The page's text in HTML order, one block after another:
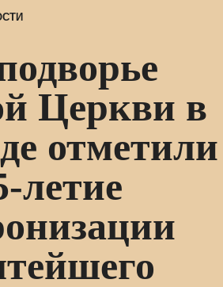
Церкви в
отметили
летие